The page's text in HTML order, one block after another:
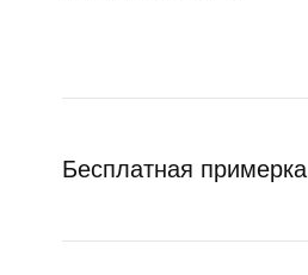
Бесплатная примерка